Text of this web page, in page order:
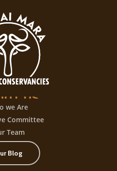
US
we Are
Committee
Team
Blog